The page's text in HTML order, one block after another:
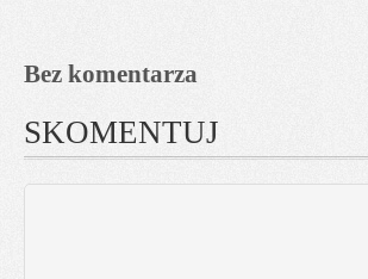
Bez komentarza
SKOMENTUJ